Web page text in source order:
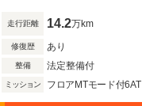
走行距離 14.2万km
修復歴 あり
整備 法定整備付
ミッション フロアMTモード付6AT